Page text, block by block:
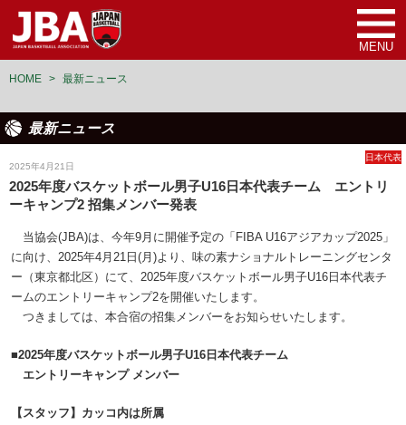
MENU
HOME > 最新ニュース
最新ニュース
2025年4月21日
日本代表
2025年度バスケットボール男子U16日本代表チーム エントリ
ーキャンプ2 招集メンバー発表
当協会(JBA)は、今年9月に開催予定の「FIBA U16アジアカップ2025」
に向け、2025年4月21日(月)より、味の素ナショナルトレーニングセンタ
ー（東京都北区）にて、2025年度バスケットボール男子U16日本代表チ
ームのエントリーキャンプ2を開催いたします。
つきましては、本合宿の招集メンバーをお知らせいたします。
■2025年度バスケットボール男子U16日本代表チーム
エントリーキャンプ メンバー
【スタッフ】カッコ内は所属